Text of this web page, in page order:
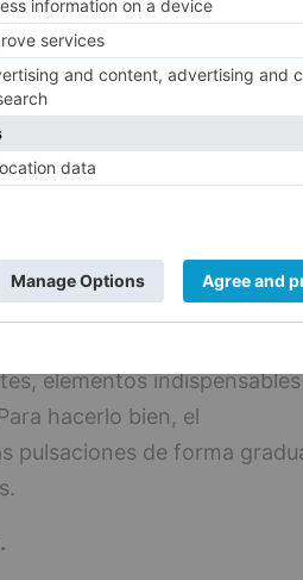
¿Quieres prevenir las lesiones?
suele haber más
se producen. El
el riesgo de sufrir una
a la que se verá sometida. El
brusca es que el
éste trabaja a bajas
puede dar origen a una
elementos indispensables
hacerlo bien, el
pulsaciones de forma